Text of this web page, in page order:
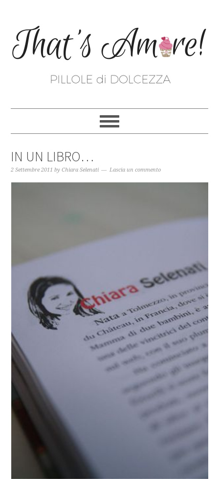
IN UN LIBRO…
2 Settembre 2011 byChiara Selenati Lascia un commento